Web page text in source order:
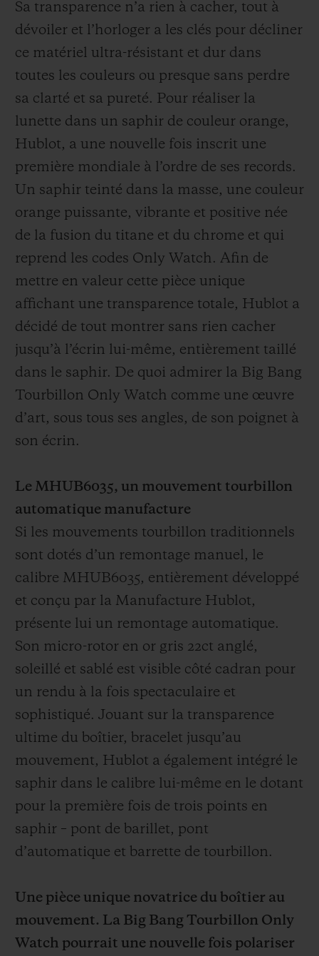
Sa transparence n’a rien à cacher, tout à
dévoiler et l’horloger a les clés pour décliner
ce matériel ultra-résistant et dur dans
toutes les couleurs ou presque sans perdre
sa clarté et sa pureté. Pour réaliser la
lunette dans un saphir de couleur orange,
Hublot, a une nouvelle fois inscrit une
première mondiale à l’ordre de ses records.
Un saphir teinté dans la masse, une couleur
orange puissante, vibrante et positive née
de la fusion du titane et du chrome et qui
reprend les codes Only Watch. Afin de
mettre en valeur cette pièce unique
affichant une transparence totale, Hublot a
décidé de tout montrer sans rien cacher
jusqu’à l’écrin lui-même, entièrement taillé
dans le saphir. De quoi admirer la Big Bang
Tourbillon Only Watch comme une œuvre
d’art, sous tous ses angles, de son poignet à
son écrin.
Le MHUB6035, un mouvement tourbillon
automatique manufacture
Si les mouvements tourbillon traditionnels
sont dotés d’un remontage manuel, le
calibre MHUB6035, entièrement développé
et conçu par la Manufacture Hublot,
présente lui un remontage automatique.
Son micro-rotor en or gris 22ct anglé,
soleillé et sablé est visible côté cadran pour
un rendu à la fois spectaculaire et
sophistiqué. Jouant sur la transparence
ultime du boîtier, bracelet jusqu’au
mouvement, Hublot a également intégré le
saphir dans le calibre lui-même en le dotant
pour la première fois de trois points en
saphir – pont de barillet, pont
d’automatique et barrette de tourbillon.
Une pièce unique novatrice du boîtier au
mouvement. La Big Bang Tourbillon Only
Watch pourrait une nouvelle fois polariser